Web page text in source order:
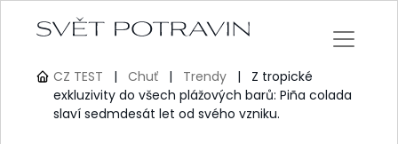
CZ TEST | Chuť | Trendy |
Z tropické
exkluzivity do všech plážových barů: Piña colada
slaví sedmdesát let od svého vzniku.